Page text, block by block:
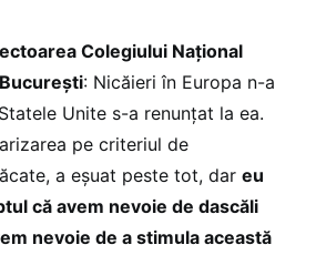
Colegiului Național
: Nicăieri în Europa n-a
Unite s-a renunțat la ea.
pe criteriul de
a eșuat peste tot, dar eu
că avem nevoie de dascăli
nevoie de a stimula această